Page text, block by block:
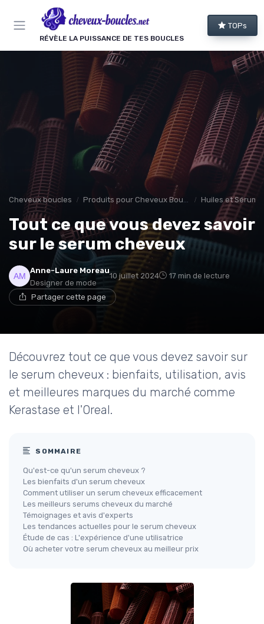
RÉVÈLE LA PUISSANCE DE TES BOUCLES
TOPs
Cheveux boucles Produits pour Cheveux Bouclés et Texturés Huiles et Sérums
Tout ce que vous devez savoir
sur le serum cheveux
Anne-Laure Moreau
Designer de mode
10 juillet 2024 17 min de lecture
Partager cette page
Découvrez tout ce que vous devez savoir sur
le serum cheveux : bienfaits, utilisation, avis
et meilleures marques du marché comme
Kerastase et l'Oreal.
SOMMAIRE
Qu'est-ce qu'un serum cheveux ?
Les bienfaits d'un serum cheveux
Comment utiliser un serum cheveux efficacement
Les meilleurs serums cheveux du marché
Témoignages et avis d'experts
Les tendances actuelles pour le serum cheveux
Étude de cas : L'expérience d'une utilisatrice
Où acheter votre serum cheveux au meilleur prix
Panneau de gestion des cookies